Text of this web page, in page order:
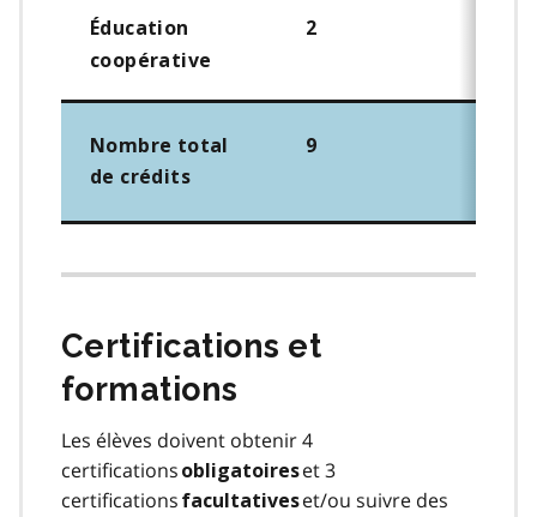
Éducation
coopérative
2
Nombre total
de crédits
9
Certifications et
formations
Les élèves doivent obtenir 4
certifications obligatoireset 3
certifications facultativeset/ou suivre des